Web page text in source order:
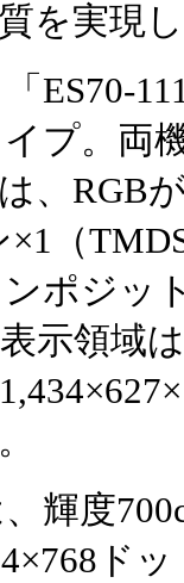
を実現
ES70-
プ。両
、RGB
×1（
ポジッ
示領域
輝度
ド